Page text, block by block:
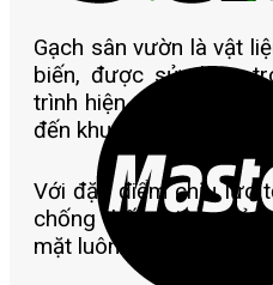
Gạch sân vườn là vật
biến, được sử dụng
trình hiện nay – từ nhà
đến khuôn viên dự án.
Với đặc điểm chịu lực
chống thấm hiệu quả,
mặt luôn sạch đẹp, an